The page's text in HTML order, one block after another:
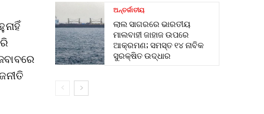
ଅନ୍ତର୍ଜାତୀୟ
ଲାଲ ସାଗରରେ ଭାରତୀୟ
ମାଲବାହୀ ଜାହାଜ ଉପରେ
ଆକ୍ରମଣ; ସମସ୍ତ ୧୪ ନାବିକ
ସୁରକ୍ଷିତ ଉଦ୍ଧାର